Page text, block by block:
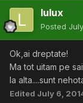
lulux
Posted
Ok,ai dreptate!
Ma tot uitam pe
la alta....sunt
Edited July 6,